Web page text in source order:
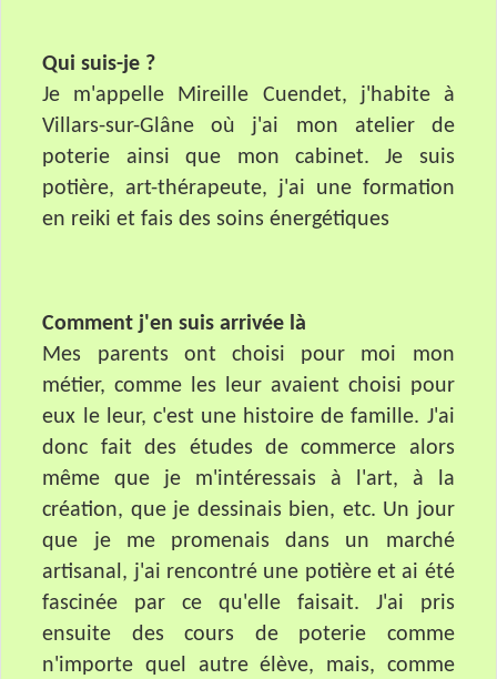
Qui suis-je ?
Je m'appelle Mireille Cuendet, j'habite à
Villars-sur-Glâne où j'ai mon atelier de
poterie ainsi que mon cabinet. Je suis
potière, art-thérapeute, j'ai une formation
en reiki et fais des soins énergétiques
Comment j'en suis arrivée là
Mes parents ont choisi pour moi mon
métier, comme les leur avaient choisi pour
eux le leur, c'est une histoire de famille. J'ai
donc fait des études de commerce alors
même que je m'intéressais à l'art, à la
création, que je dessinais bien, etc. Un jour
que je me promenais dans un marché
artisanal, j'ai rencontré une potière et ai été
fascinée par ce qu'elle faisait. J'ai pris
ensuite des cours de poterie comme
n'importe quel autre élève, mais, comme